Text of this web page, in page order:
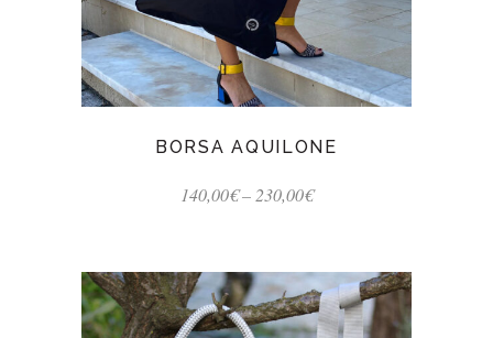
BORSA AQUILONE
140,00€– 230,00€